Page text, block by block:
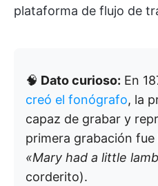
plataforma de flujo de
🧠 Dato curioso: En
creó el fonógrafo, la
capaz de grabar y
primera grabación
«Mary had a little
corderito).